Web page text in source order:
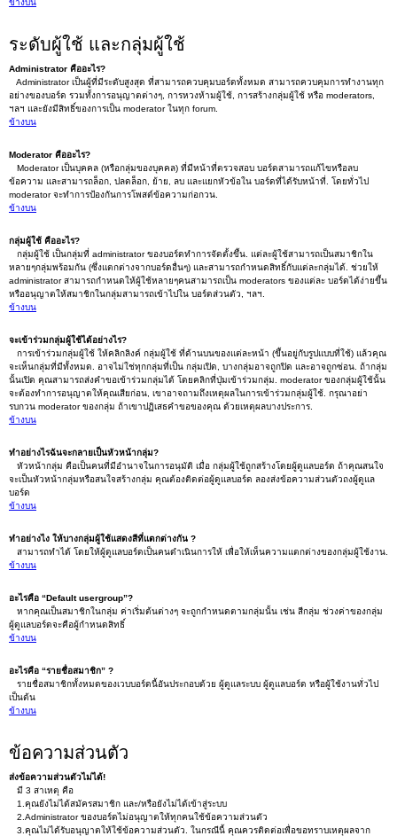
ข้างบน
ระดับผู้ใช้ และกลุ่มผู้ใช้
Administrator คืออะไร?
Administrator เป็นผู้ที่มีระดับสูงสุด ที่สามารถควบคุมบอร์ดทั้งหมด สามารถควบคุมการทำงานทุก
อย่างของบอร์ด รวมทั้งการอนุญาตต่างๆ, การหวงห้ามผู้ใช้, การสร้างกลุ่มผู้ใช้ หรือ moderators,
ฯลฯ และยังมีสิทธิ์ของการเป็น moderator ในทุก forum.
ข้างบน
Moderator คืออะไร?
Moderator เป็นบุคคล (หรือกลุ่มของบุคคล) ที่มีหน้าที่ตรวจสอบ บอร์ดสามารถแก้ไขหรือลบ
ข้อความ และสามารถล็อก, ปลดล็อก, ย้าย, ลบ และแยกหัวข้อใน บอร์ดที่ได้รับหน้าที่. โดยทั่วไป
moderator จะทำการป้องกันการโพสต์ข้อความก่อกวน.
ข้างบน
กลุ่มผู้ใช้ คืออะไร?
กลุ่มผู้ใช้ เป็นกลุ่มที่ administrator ของบอร์ดทำการจัดตั้งขึ้น. แต่ละผู้ใช้สามารถเป็นสมาชิกใน
หลายๆกลุ่มพร้อมกัน (ซึ่งแตกต่างจากบอร์ดอื่นๆ) และสามารถกำหนดสิทธิ์กับแต่ละกลุ่มได้. ช่วยให้
administrator สามารถกำหนดให้ผู้ใช้หลายๆคนสามารถเป็น moderators ของแต่ละ บอร์ดได้ง่ายขึ้น
หรืออนุญาตให้สมาชิกในกลุ่มสามารถเข้าไปใน บอร์ดส่วนตัว, ฯลฯ.
ข้างบน
จะเข้าร่วมกลุ่มผู้ใช้ได้อย่างไร?
การเข้าร่วมกลุ่มผู้ใช้ ให้คลิกลิงค์ กลุ่มผู้ใช้ ที่ด้านบนของแต่ละหน้า (ขึ้นอยู่กับรูปแบบที่ใช้) แล้วคุณ
จะเห็นกลุ่มที่มีทั้งหมด. อาจไม่ใช่ทุกกลุ่มที่เป็น กลุ่มเปิด, บางกลุ่มอาจถูกปิด และอาจถูกซ่อน. ถ้ากลุ่ม
นั้นเปิด คุณสามารถส่งคำขอเข้าร่วมกลุ่มได้ โดยคลิกที่ปุ่มเข้าร่วมกลุ่ม. moderator ของกลุ่มผู้ใช้นั้น
จะต้องทำการอนุญาตให้คุณเสียก่อน, เขาอาจถามถึงเหตุผลในการเข้าร่วมกลุ่มผู้ใช้. กรุณาอย่า
รบกวน moderator ของกลุ่ม ถ้าเขาปฏิเสธคำขอของคุณ ด้วยเหตุผลบางประการ.
ข้างบน
ทำอย่างไรฉันจะกลายเป็นหัวหน้ากลุ่ม?
หัวหน้ากลุ่ม คือเป็นคนที่มีอำนาจในการอนุมัติ เมื่อ กลุ่มผู้ใช้ถูกสร้างโดยผู้ดูแลบอร์ด ถ้าคุณสนใจ
จะเป็นหัวหน้ากลุ่มหรือสนใจสร้างกลุ่ม คุณต้องติดต่อผู้ดูแลบอร์ด ลองส่งข้อความส่วนตัวถงผู้ดูแล
บอร์ด
ข้างบน
ทำอย่างไง ให้บางกลุ่มผู้ใช้แสดงสีที่แตกต่างกัน ?
สามารถทำได้ โดยให้ผู้ดูแลบอร์ดเป็นคนดำเนินการให้ เพื่อให้เห็นความแตกต่างของกลุ่มผู้ใช้งาน.
ข้างบน
อะไรคือ “Default usergroup”?
หากคุณเป็นสมาชิกในกลุ่ม ค่าเริ่มต้นต่างๆ จะถูกกำหนดตามกลุ่มนั้น เช่น สีกลุ่ม ช่วงค่าของกลุ่ม
ผู้ดูแลบอร์ดจะคือผู้กำหนดสิทธิ์
ข้างบน
อะไรคือ “รายชื่อสมาชิก” ?
รายชื่อสมาชิกทั้งหมดของเวบบอร์ดนี้อันประกอบด้วย ผู้ดูแลระบบ ผู้ดูแลบอร์ด หรือผู้ใช้งานทั่วไป
เป็นต้น
ข้างบน
ข้อความส่วนตัว
ส่งข้อความส่วนตัวไม่ได้!
มี 3 สาเหตุ คือ
1.คุณยังไม่ได้สมัครสมาชิก และ/หรือยังไม่ได้เข้าสู่ระบบ
2.Administrator ของบอร์ดไม่อนุญาตให้ทุกคนใช้ข้อความส่วนตัว
3.คุณไม่ได้รับอนุญาตให้ใช้ข้อความส่วนตัว. ในกรณีนี้ คุณควรติดต่อเพื่อขอทราบเหตุผลจาก